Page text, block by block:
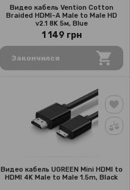
Видео кабель Vention Cotton
Braided HDMI-A Male to Male HD
v2.1 8K 5м, Blue
1 149 грн
Закончился
Видео кабель UGREEN Mini HDMI to
HDMI 4K Male to Male 1.5m, Black